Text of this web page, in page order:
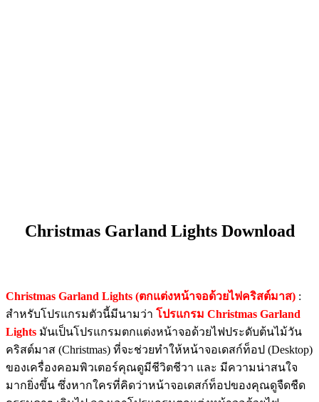
Christmas Garland Lights Download
Christmas Garland Lights (ตกแต่งหน้าจอด้วยไฟคริสต์มาส) :
สำหรับโปรแกรมตัวนี้มีนามว่า โปรแกรม Christmas Garland
Lights มันเป็นโปรแกรมตกแต่งหน้าจอด้วยไฟประดับต้นไม้วัน
คริสต์มาส (Christmas) ที่จะช่วยทำให้หน้าจอเดสก์ท็อป (Desktop)
ของเครื่องคอมพิวเตอร์คุณดูมีชีวิตชีวา และ มีความน่าสนใจ
มากยิ่งขึ้น ซึ่งหากใครที่คิดว่าหน้าจอเดสก์ท็อปของคุณดูจืดชืด